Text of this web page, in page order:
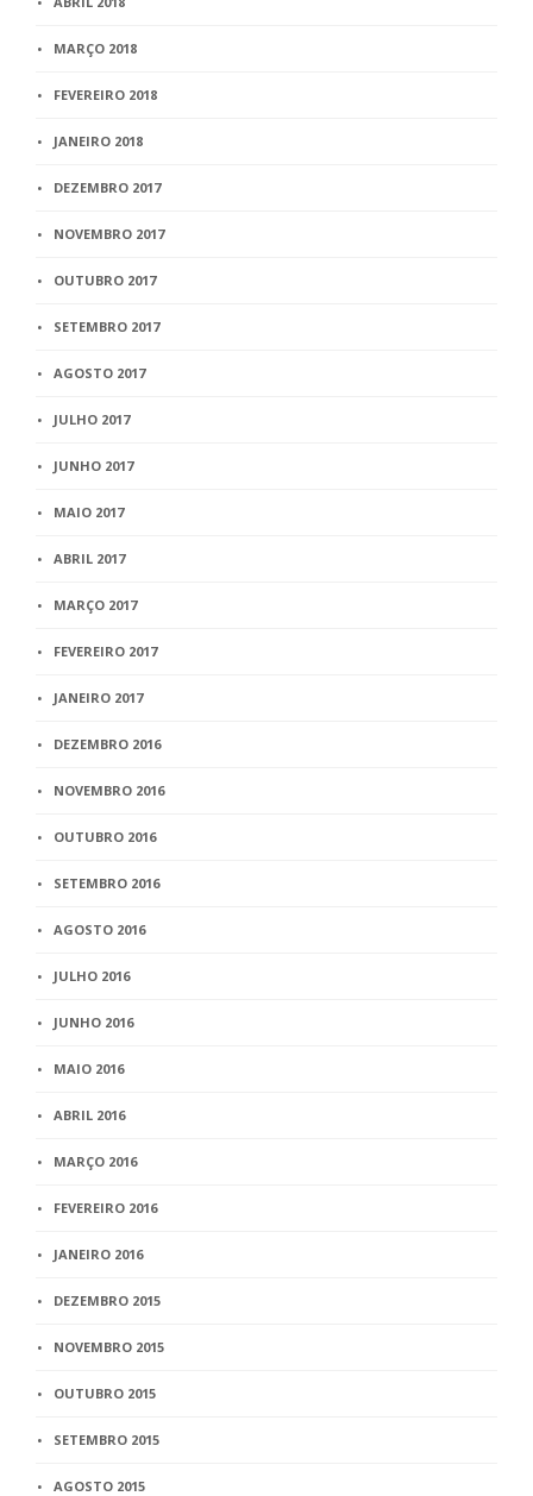
MARÇO 2018
FEVEREIRO 2018
JANEIRO 2018
DEZEMBRO 2017
NOVEMBRO 2017
OUTUBRO 2017
SETEMBRO 2017
AGOSTO 2017
JULHO 2017
JUNHO 2017
MAIO 2017
ABRIL 2017
MARÇO 2017
FEVEREIRO 2017
JANEIRO 2017
DEZEMBRO 2016
NOVEMBRO 2016
OUTUBRO 2016
SETEMBRO 2016
AGOSTO 2016
JULHO 2016
JUNHO 2016
MAIO 2016
ABRIL 2016
MARÇO 2016
FEVEREIRO 2016
JANEIRO 2016
DEZEMBRO 2015
NOVEMBRO 2015
OUTUBRO 2015
SETEMBRO 2015
AGOSTO 2015